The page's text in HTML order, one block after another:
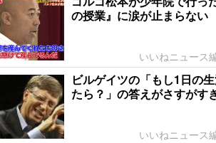
の授業』に涙が止まらない
いいねニュース
ビルゲイツの「もし1日の
たら？」の答えがさすがす
いいねニュース